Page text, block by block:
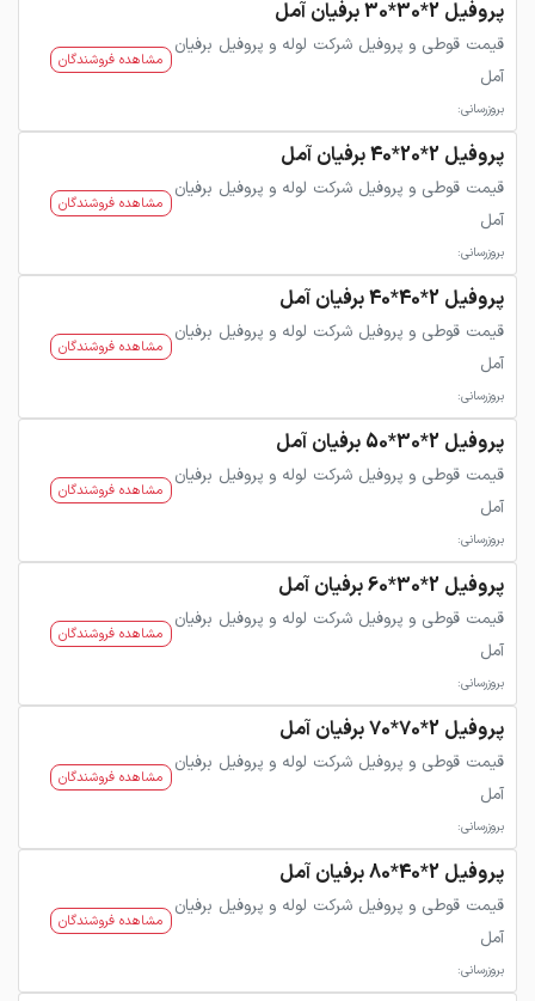
پروفیل 2*30*30 برفیان آمل
قیمت قوطی و پروفیل شرکت لوله و پروفیل برفیان
آمل
بروزرسانی:
مشاهده فروشندگان
پروفیل 2*20*40 برفیان آمل
قیمت قوطی و پروفیل شرکت لوله و پروفیل برفیان
آمل
بروزرسانی:
مشاهده فروشندگان
پروفیل 2*40*40 برفیان آمل
قیمت قوطی و پروفیل شرکت لوله و پروفیل برفیان
آمل
بروزرسانی:
مشاهده فروشندگان
پروفیل 2*30*50 برفیان آمل
قیمت قوطی و پروفیل شرکت لوله و پروفیل برفیان
آمل
بروزرسانی:
مشاهده فروشندگان
پروفیل 2*30*60 برفیان آمل
قیمت قوطی و پروفیل شرکت لوله و پروفیل برفیان
آمل
بروزرسانی:
مشاهده فروشندگان
پروفیل 2*70*70 برفیان آمل
قیمت قوطی و پروفیل شرکت لوله و پروفیل برفیان
آمل
بروزرسانی:
مشاهده فروشندگان
پروفیل 2*40*80 برفیان آمل
قیمت قوطی و پروفیل شرکت لوله و پروفیل برفیان
آمل
بروزرسانی:
مشاهده فروشندگان